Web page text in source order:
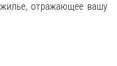
отражающее вашу